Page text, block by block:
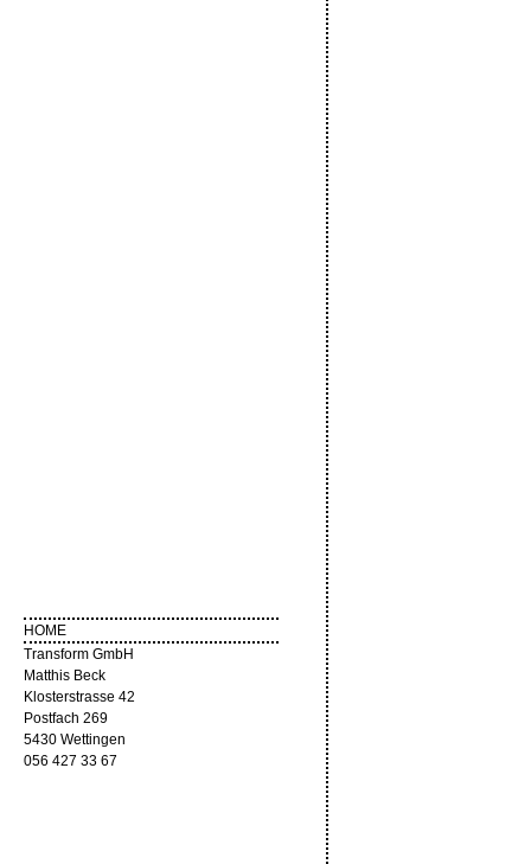
HOME
Transform GmbH
Matthis Beck
Klosterstrasse 42
Postfach 269
5430 Wettingen
056 427 33 67